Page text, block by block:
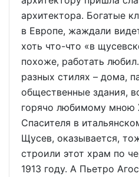
архитектора. Богатые
в Европе, жаждали
хоть что-что «в
похоже, работать
разных стилях – дома,
общественные здания,
горячо любимому мною
Спасителя в
Щусев, оказывается,
строили этот храм по
1913 году. А Пьетро